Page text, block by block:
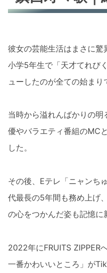
彼女の芸能生活はまさに驚
小学5年生で「天才てれび
ューしたのが全ての始まり
当時から溢れんばかりの
優やバラエティ番組のMC
した。
その後、Eテレ「ニャンち
代最長の5年間も務め上げ
の心をつかんだ姿も記憶に
2022年にFRUITS ZIPPER
一番かわいいところ」が